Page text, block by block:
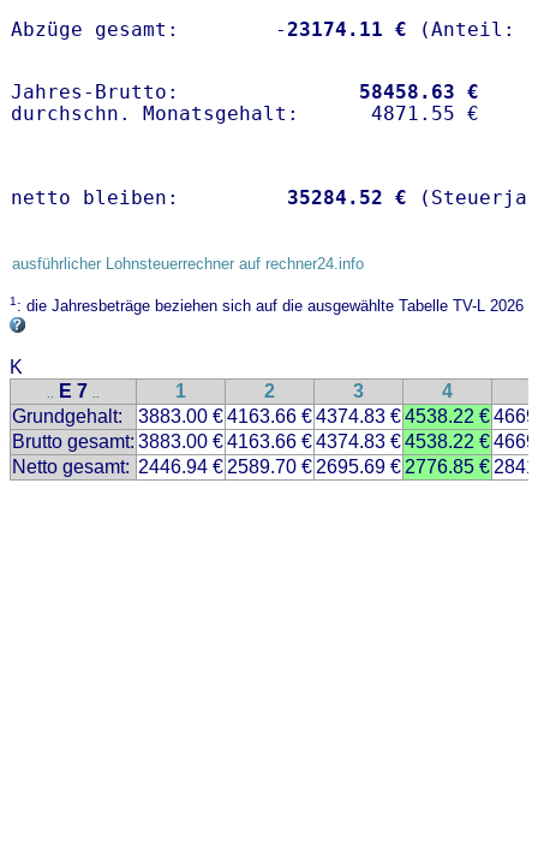
Abzüge gesamt:        -23174.11 €
Jahres-Brutto: 58458.63 €
netto bleiben: 35284.52 €
ausführlicher Lohnsteuerrechner auf rechner24.info
1: die Jahresbeträge beziehen sich auf die ausgewählte Tabelle TV-L 2026
K
.. E 7 .. 1 2 3 4
Grundgehalt:
3883.00 €4163.66 €4374.83 €4538.22 €
Brutto gesamt: 3883.00 €4163.66 €4374.83 €4538.22 €
Netto gesamt: 2446.94 € 2589.70 € 2695.69 € 2776.85 €